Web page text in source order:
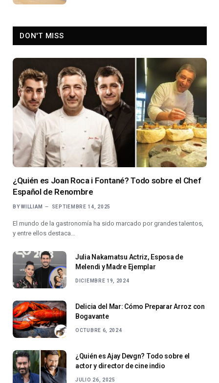
DON'T MISS
¿Quién es Joan Roca i Fontané? Todo sobre el Chef
Español de Renombre
BY WILLIAM SEPTIEMBRE 14, 2025
El mundo de la gastronomía ha sido marcado por grandes talentos,
y entre ellos destaca…
Julia Nakamatsu Actriz, Esposa de
Melendi y Madre Ejemplar
DICIEMBRE 19, 2024
Delicia del Mar: Cómo Preparar Arroz con
Bogavante
OCTUBRE 6, 2024
¿Quién es Ajay Devgn? Todo sobre el
actor y director de cine indio
JULIO 26, 2025